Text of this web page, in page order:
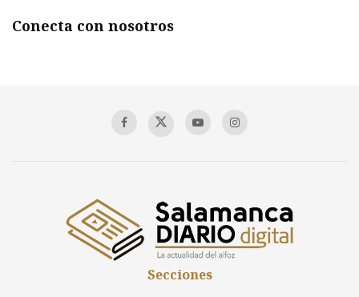
Conecta con nosotros
Secciones